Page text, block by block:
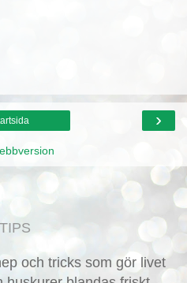
›
och tricks som gör livet